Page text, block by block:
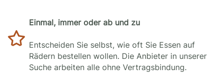
Einmal, immer oder ab und zu
Entscheiden Sie selbst, wie oft Sie Essen auf
Rädern bestellen wollen. Die Anbieter in unserer
Suche arbeiten alle ohne Vertragsbindung.